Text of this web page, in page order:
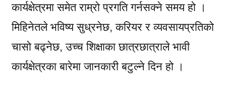
कार्यक्षेत्रमा समेत राम्रो प्रगति गर्नसक्ने समय हो ।
मिहिनेतले भविष्य सुध्रनेछ, करियर र व्यवसायप्रतिको
चासो बढ्नेछ, उच्च शिक्षाका छात्रछात्राले भावी
कार्यक्षेत्रका बारेमा जानकारी बटुल्ने दिन हो ।